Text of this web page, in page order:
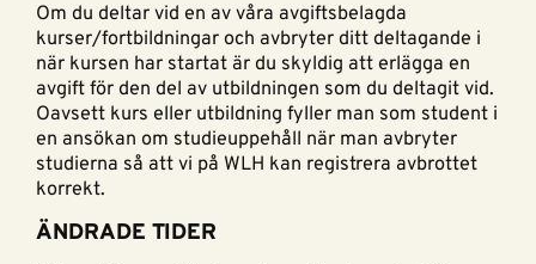
Om du deltar vid en av våra avgiftsbelagda
kurser/fortbildningar och avbryter ditt deltagande i
när kursen har startat är du skyldig att erlägga en
avgift för den del av utbildningen som du deltagit vid.
Oavsett kurs eller utbildning fyller man som student i
en ansökan om studieuppehåll när man avbryter
studierna så att vi på WLH kan registrera avbrottet
korrekt.
ÄNDRADE TIDER